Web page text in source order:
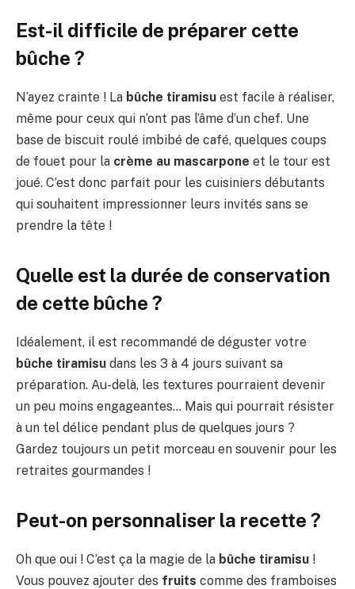
Est-il difficile de préparer cette
bûche ?
N’ayez crainte ! La bûche tiramisu est facile à réaliser,
même pour ceux qui n’ont pas l’âme d’un chef. Une
base de biscuit roulé imbibé de café, quelques coups
de fouet pour la crème au mascarpone et le tour est
joué. C’est donc parfait pour les cuisiniers débutants
qui souhaitent impressionner leurs invités sans se
prendre la tête !
Quelle est la durée de conservation
de cette bûche ?
Idéalement, il est recommandé de déguster votre
bûche tiramisu dans les 3 à 4 jours suivant sa
préparation. Au-delà, les textures pourraient devenir
un peu moins engageantes… Mais qui pourrait résister
à un tel délice pendant plus de quelques jours ?
Gardez toujours un petit morceau en souvenir pour les
retraites gourmandes !
Peut-on personnaliser la recette ?
Oh que oui ! C’est ça la magie de la bûche tiramisu !
Vous pouvez ajouter des fruits comme des framboises